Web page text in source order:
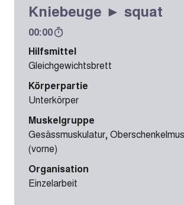
Kniebeuge ► squat
00:00
Hilfsmittel
Gleichgewichtsbrett
Körperpartie
Unterkörper
Muskelgruppe
Gesässmuskulatur,
(vorne)
Organisation
Einzelarbeit